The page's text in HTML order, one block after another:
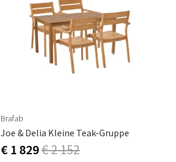
Brafab
Joe & Delia Kleine Teak-Gruppe
€ 1 829€ 2 152